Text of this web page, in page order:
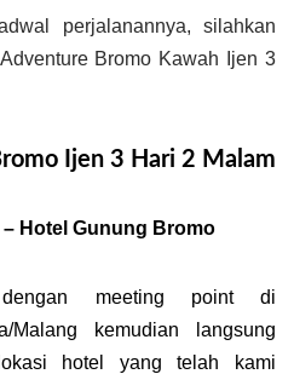
perjalanannya, silahkan
Bromo Kawah Ijen 3
Ijen 3 Hari 2 Malam
– Hotel Gunung Bromo
dengan meeting point di
Malang kemudian langsung
hotel yang telah kami